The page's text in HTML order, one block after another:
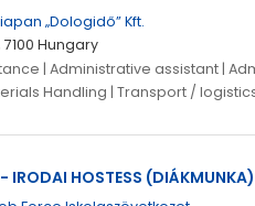
„Dologidő” Kft.
Hungary
| Administrative assistant |
Handling | Transport /
IRODAI HOSTESS (DIÁKMUNKA)